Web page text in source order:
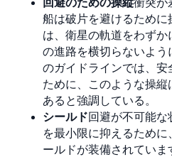
回避のための操縦衝突が
船は破片を避けるために
は、衛星の軌道をわず
の進路を横切らないよ
のガイドラインでは、安
ために、このような操
あると強調している。
シールド回避が不可能
を最小限に抑えるため
ールドが装備されてい